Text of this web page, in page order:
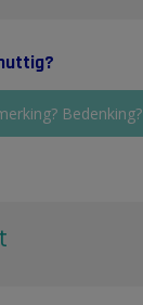
Bedenking?